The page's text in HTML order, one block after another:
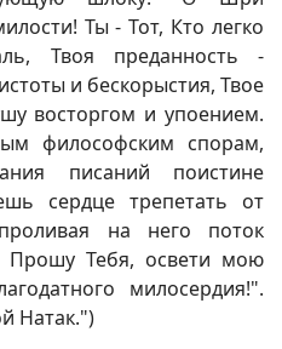
Ты - Тот, Кто легко
Твоя преданность -
и бескорыстия, Твое
восторгом и упоением.
философским спорам,
писаний поистине
сердце трепетать от
на него поток
Прошу Тебя, освети мою
милосердия!".
Натак.")